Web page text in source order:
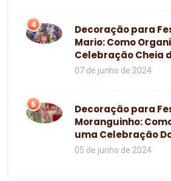
4
Decoração para
Mario: Como
Celebração Cheia
07 de junho de 2024
5
Decoração para
Moranguinho:
uma Celebração
05 de junho de 2024